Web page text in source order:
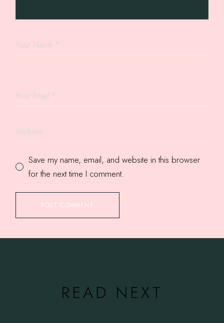
Save my name, email, and website in this browser
for the next time I comment.
POST COMMENT
READ NEXT